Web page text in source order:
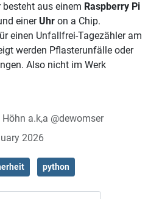
aus einem Raspberry Pi
einer Uhr on a Chip.
einen Unfallfrei-Tagezähler am
werden Pflasterunfälle oder
Also nicht im Werk
a.k,a @dewomser
2026
python